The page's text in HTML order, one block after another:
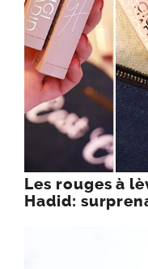
Les rouges à
Hadid: